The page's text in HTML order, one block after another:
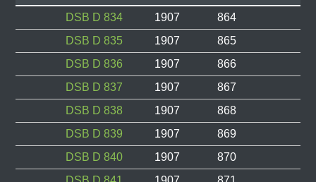
DSB D 834
1907
864
DSB D 835
1907
865
DSB D 836
1907
866
DSB D 837
1907
867
DSB D 838
1907
868
DSB D 839
1907
869
DSB D 840
1907
870